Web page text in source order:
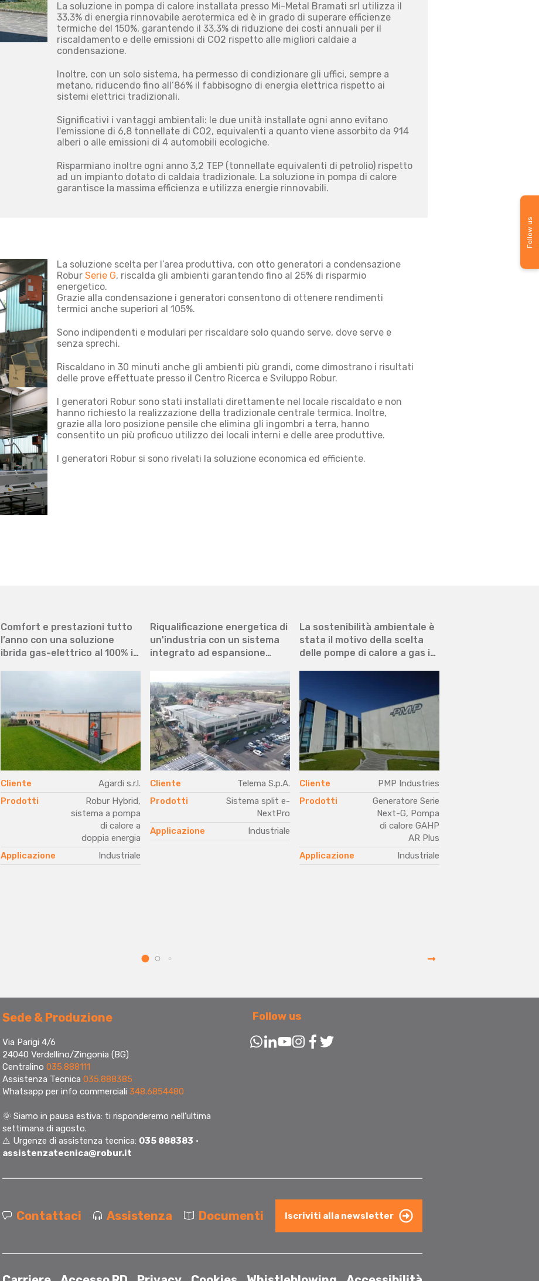
La soluzione in pompa di calore installata presso Mi-Metal Bramati srl utilizza il
33,3% di energia rinnovabile aerotermica ed è in grado di superare efficienze
termiche del 150%, garantendo il 33,3% di riduzione dei costi annuali per il
riscaldamento e delle emissioni di CO2 rispetto alle migliori caldaie a
condensazione.
Inoltre, con un solo sistema, ha permesso di condizionare gli uffici, sempre a
metano, riducendo fino all’86% il fabbisogno di energia elettrica rispetto ai
sistemi elettrici tradizionali.
Significativi i vantaggi ambientali: le due unità installate ogni anno evitano
l'emissione di 6,8 tonnellate di CO2, equivalenti a quanto viene assorbito da 914
alberi o alle emissioni di 4 automobili ecologiche.
Risparmiano inoltre ogni anno 3,2 TEP (tonnellate equivalenti di petrolio) rispetto
ad un impianto dotato di caldaia tradizionale. La soluzione in pompa di calore
garantisce la massima efficienza e utilizza energie rinnovabili.
La soluzione scelta per l’area produttiva, con otto generatori a condensazione
Robur Serie G, riscalda gli ambienti garantendo fino al 25% di risparmio
energetico.
Grazie alla condensazione i generatori consentono di ottenere rendimenti
termici anche superiori al 105%.
Sono indipendenti e modulari per riscaldare solo quando serve, dove serve e
senza sprechi.
Riscaldano in 30 minuti anche gli ambienti più grandi, come dimostrano i risultati
delle prove effettuate presso il Centro Ricerca e Sviluppo Robur.
I generatori Robur sono stati installati direttamente nel locale riscaldato e non
hanno richiesto la realizzazione della tradizionale centrale termica. Inoltre,
grazie alla loro posizione pensile che elimina gli ingombri a terra, hanno
consentito un più proficuo utilizzo dei locali interni e delle aree produttive.
I generatori Robur si sono rivelati la soluzione economica ed efficiente.
Comfort e prestazioni tutto
l’anno con una soluzione
ibrida gas-elettrico al 100% in
Cliente
Agardi s.r.l.
Prodotti
Robur Hybrid,
sistema a pompa
di calore a
doppia energia
Applicazione
Industriale
Riqualificazione energetica di
un'industria con un sistema
integrato ad espansione
Cliente
Telema S.p.A.
Prodotti
Sistema split e-
NextPro
Applicazione
Industriale
La sostenibilità ambientale è
stata il motivo della scelta
delle pompe di calore a gas in
Cliente
PMP Industries
Prodotti
Generatore Serie
Next-G, Pompa
di calore GAHP
AR Plus
Applicazione
Industriale
Sede & Produzione
Via Parigi 4/6
24040 Verdellino/Zingonia (BG)
Centralino035.888111
Assistenza Tecnica035.888385
Whatsapp per info commerciali348.6854480
🌞Siamo in pausa estiva: ti risponderemo nell'ultima
settimana di agosto.
⚠️ Urgenze di assistenza tecnica: 035 888383 ·
assistenzatecnica@robur.it
Follow us
Contattaci Assistenza Documenti Iscriviti alla newsletter
Follow us